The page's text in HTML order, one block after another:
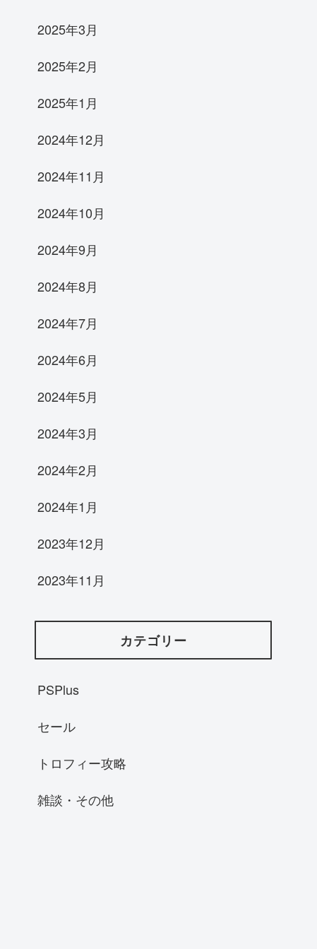
2025年3月
2025年2月
2025年1月
2024年12月
2024年11月
2024年10月
2024年9月
2024年8月
2024年7月
2024年6月
2024年5月
2024年3月
2024年2月
2024年1月
2023年12月
2023年11月
カテゴリー
PSPlus
セール
トロフィー攻略
雑談・その他